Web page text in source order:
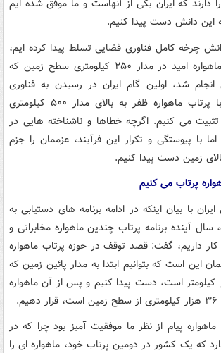
را دارند که ایران یکی از آنهاست و ما موفق شده ایم
این دانش دست پیدا کنیم.
چرخه کامل فناوری فضایی تسلط پیدا کرده ایم،
اظهار داشت: پرتاب ماهواره امید در مدار ۲۵۰ کیلومتری سطح زمین که
پیش انجام شد، اولین گام ایران در رسیدن به فناوری
فضایی بود و امروز با پرتاب ماهواره ظفر به بالای مدار ۵۰۰ کیلومتری
تثبیت می کنیم. اگرچه خطاها و ناشناخته هایی در
با پیوستگی و تکرار این فرآیند، عزممان را جزم
زمین دست پیدا کنیم.
پرتاب می کنیم
با بیان اینکه در ادامه برنامه های دستیابی به
سال آینده برنامه پرتاب چندین ماهواره مخابراتی و
داریم، گفت: قصد توقف در حوزه پرتاب ماهواره
این است که بتوانیم ابتدا به مدار پائین زمین که
۵۰۰ تا هزار کیلومتر است، دست پیدا کنیم و پس از آن ماهواره
پیام از نظر ما موفقیت آمیز بود چرا که در
که یک کشور در دومین پرتاب خود، ماهواره ای را